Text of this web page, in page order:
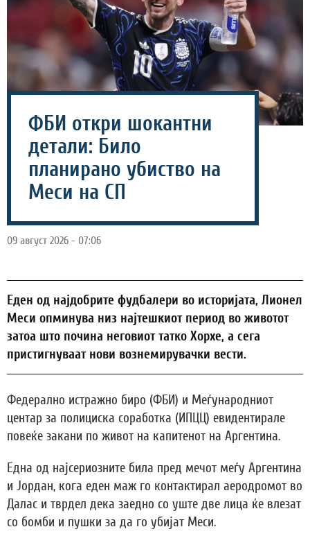
ФБИ откри шокантни
детали: Било
планирано убиство на
Меси на СП
09 август 2026 - 07:06
Еден од најдобрите фудбалери во историјата, Лионел
Меси опминува низ најтешкиот период во животот
затоа што почина неговиот татко Хорхе, а сега
пристигнуваат нови вознемирувачки вести.
Федерално истражно биро (ФБИ) и Меѓународниот
центар за полициска соработка (ИПЦЦ) евидентирале
повеќе закани по живот на капитенот на Аргентина.
Една од најсериозните била пред мечот меѓу Аргентина
и Јордан, кога еден маж го контактирал аеродромот во
Далас и тврдел дека заедно со уште две лица ќе влезат
со бомби и пушки за да го убијат Меси.